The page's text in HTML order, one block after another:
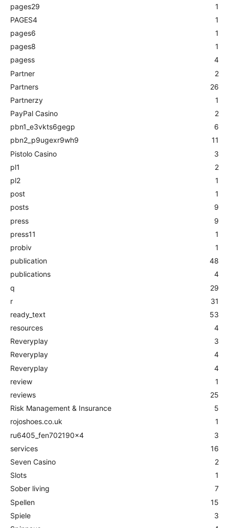
pages29
1
PAGES4
1
pages6
1
pages8
1
pagess
4
Partner
2
Partners
26
Partnerzy
1
PayPal Casino
2
pbn1_e3vkts6gegp
6
pbn2_p9ugexr9wh9
11
Pistolo Casino
3
pl1
2
pl2
1
post
1
posts
9
press
9
press11
1
probiv
1
publication
48
publications
4
q
29
r
31
ready_text
53
resources
4
Reveryplay
3
Reveryplay
4
Reveryplay
4
review
1
reviews
25
Risk Management & Insurance
5
rojoshoes.co.uk
1
ru6405_fen702190x4
3
services
16
Seven Casino
2
Slots
1
Sober living
7
Spellen
15
Spiele
3